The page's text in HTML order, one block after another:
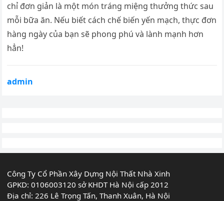
chỉ đơn giản là một món tráng miệng thưởng thức sau
mỗi bữa ăn. Nếu biết cách chế biến yến mạch, thực đơn
hàng ngày của bạn sẽ phong phú và lành mạnh hơn
hẳn!
admin
Công Ty Cổ Phần Xây Dựng Nội Thất Nhà Xinh
GPKD: 0106003120 sở KHDT Hà Nội cấp 2012
Địa chỉ: 226 Lê Trọng Tấn, Thanh Xuân, Hà Nội